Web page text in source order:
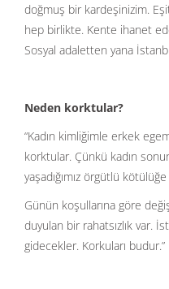
doğmuş bir kardeşinizim.
hep birlikte. Kente ihanet
Sosyal adaletten yana
Neden korktular?
“Kadın kimliğimle erkek
korktular. Çünkü kadın
yaşadığımız örgütlü
Günün koşullarına göre
duyulan bir rahatsızlık var.
gidecekler. Korkuları budur.”